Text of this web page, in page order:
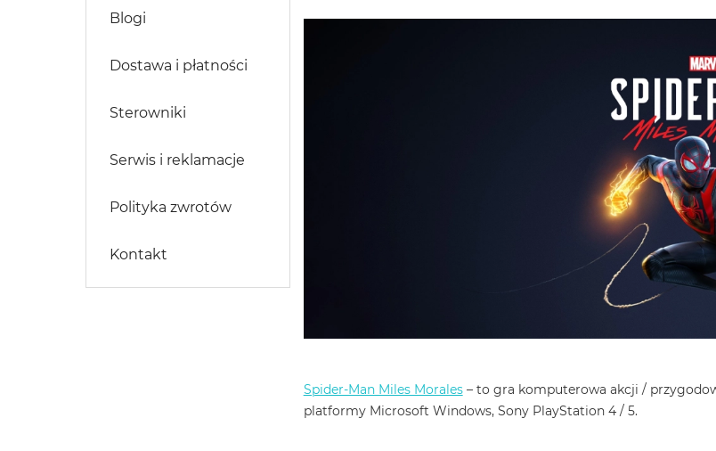
Blogi
Dostawa i płatności
Sterowniki
Serwis i reklamacje
Polityka zwrotów
Kontakt
Spider-Man Miles Morales– to gra komputerowa akcji /
platformy Microsoft Windows, Sony PlayStation 4 / 5.